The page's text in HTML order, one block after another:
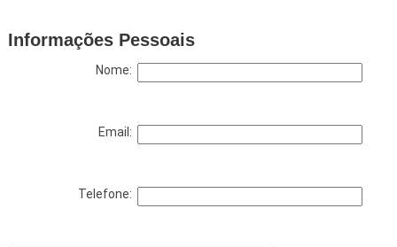
Informações Pessoais
Nome:
Email:
Telefone: